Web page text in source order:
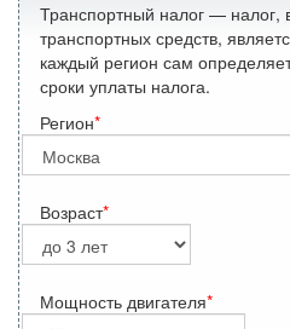
Транспортный налог — налог,
транспортных средств,
каждый регион сам
сроки уплаты налога.
Регион
Возраст
Мощность двигателя